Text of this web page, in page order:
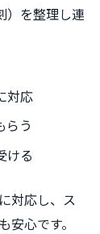
）を整理し連
対応
らう
ける
対応し、ス
心です。